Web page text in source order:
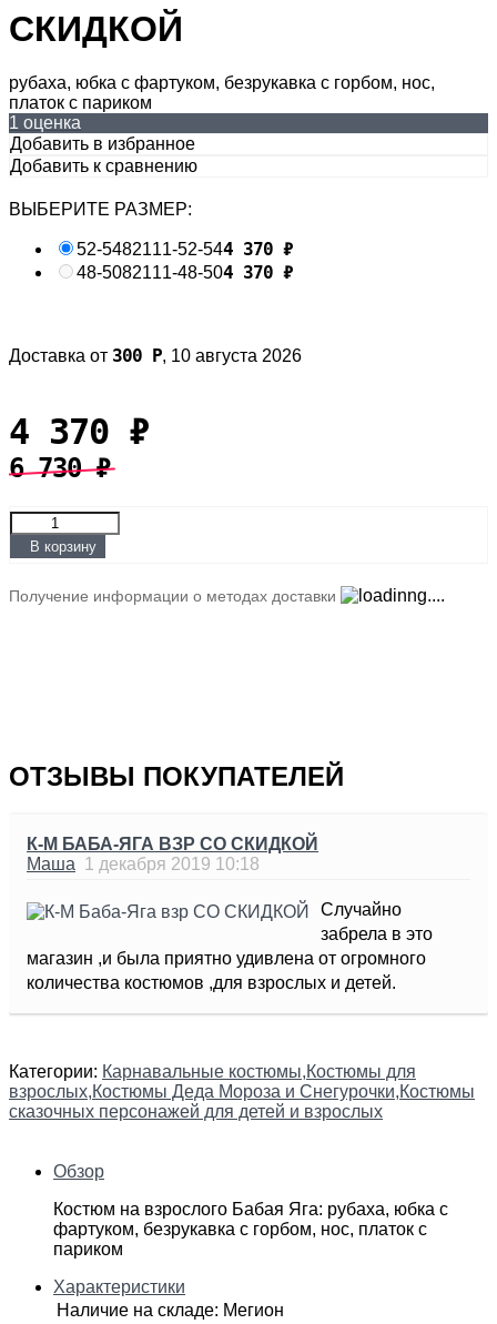
СКИДКОЙ
рубаха, юбка с фартуком, безрукавка с горбом, нос,
платок с париком
1 оценка
Добавить в избранное
Добавить к сравнению
ВЫБЕРИТЕ РАЗМЕР:
52-5482111-52-544 370 ₽
48-5082111-48-504 370 ₽
Доставка от 300 Р, 10 августа 2026
4 370 ₽
6 730₽
В корзину
Получение информации о методах доставки
ОТЗЫВЫ ПОКУПАТЕЛЕЙ
К-М БАБА-ЯГА ВЗР СО СКИДКОЙ
Маша 1 декабря 2019 10:18
Случайно
забрела в это
магазин ,и была приятно удивлена от огромного
количества костюмов ,для взрослых и детей.
Категории: Карнавальные костюмы,Костюмы для
взрослых,Костюмы Деда Мороза и Снегурочки,Костюмы
сказочных персонажей для детей и взрослых
Обзор
Костюм на взрослого Бабая Яга: рубаха, юбка с
фартуком, безрукавка с горбом, нос, платок с
париком
Характеристики
Наличие на складе: Мегион